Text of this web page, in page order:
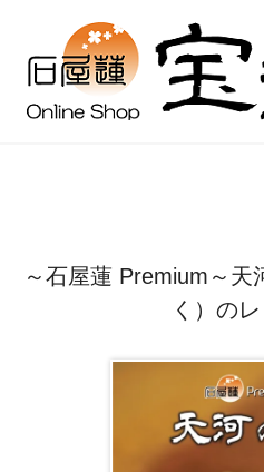
～石屋蓮 Premium～
く）の